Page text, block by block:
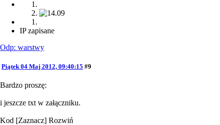
IP zapisane
Odp: warstwy
Piątek 04 Maj 2012, 09:40:15 #9
Bardzo proszę:
i jeszcze txt w załączniku.
Kod [Zaznacz] Rozwiń